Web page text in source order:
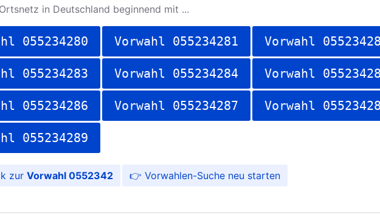
in Deutschland beginnend mit ...
055234280 Vorwahl 055234281 Vorwahl
055234283 Vorwahl 055234284 Vorwahl
055234286 Vorwahl 055234287 Vorwahl
055234289
Vorwahl 0552342 Vorwahlen-Suche